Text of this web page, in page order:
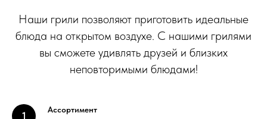
Наши грили позволяют приготовить идеальные
блюда на открытом воздухе. С нашими грилями
вы сможете удивлять друзей и близких
неповторимыми блюдами!
Ассортимент